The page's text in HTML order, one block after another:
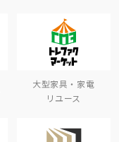
大型家具・家電
リユース